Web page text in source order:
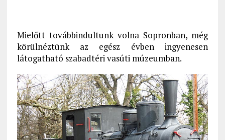
Mielőtt továbbindultunk volna Sopronban, még
körülnéztünk az egész évben ingyenesen
látogatható szabadtéri vasúti múzeumban.